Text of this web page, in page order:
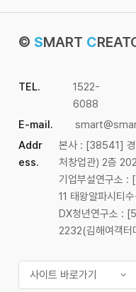
© SMART C
TEL.
1522-
6088
E-mail.
Addr
ess.
본사 : [38541] 경
처창업관) 2층
기업부설연구소 :
11 태왕알파시티
DX청년연구소 :
2232(김해여객터
사이트 바로가기